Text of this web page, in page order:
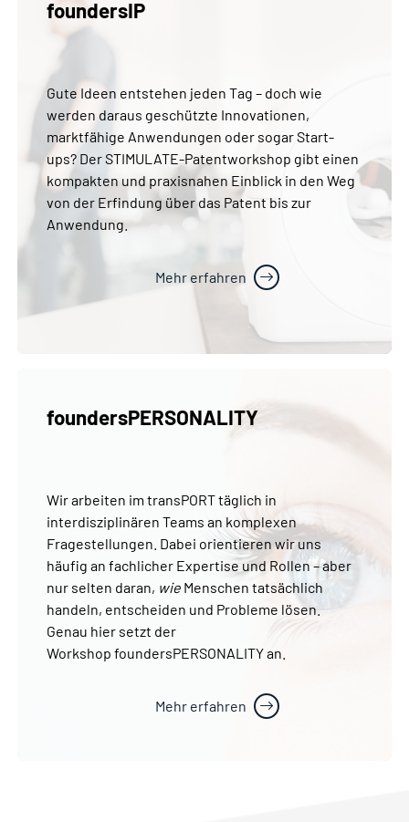
foundersIP
Gute Ideen entstehen jeden Tag – doch wie
werden daraus geschützte Innovationen,
marktfähige Anwendungen oder sogar Start-
ups? Der STIMULATE-Patentworkshop gibt einen
kompakten und praxisnahen Einblick in den Weg
von der Erfindung über das Patent bis zur
Anwendung.
Mehr erfahren
foundersPERSONALITY
Wir arbeiten im transPORT täglich in
interdisziplinären Teams an komplexen
Fragestellungen. Dabei orientieren wir uns
häufig an fachlicher Expertise und Rollen – aber
nur selten daran, wie Menschen tatsächlich
handeln, entscheiden und Probleme lösen.
Genau hier setzt der
Workshop foundersPERSONALITY an.
Mehr erfahren